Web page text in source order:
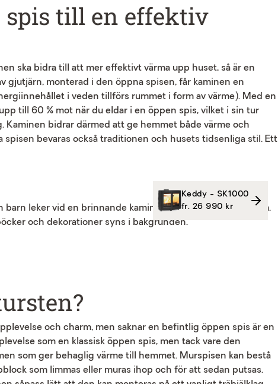
till en effektiv
ska bidra till att mer effektivt värma upp huset, så är en
gjutjärn, monterad i den öppna spisen, får kaminen en
i veden tillförs rummet i form av värme). Med en
till 60 % mot när du eldar i en öppen spis, vilket i sin tur
Kaminen bidrar därmed att ge hemmet både värme och
bevaras också traditionen och husets tidsenliga stil. Ett
Keddy - SK1000
fr. 26 990 kr
och charm, men saknar en befintlig öppen spis är en
som en klassisk öppen spis, men tack vare den
som ger behaglig värme till hemmet. Murspisen kan bestå
som limmas eller muras ihop och för att sedan putsas.